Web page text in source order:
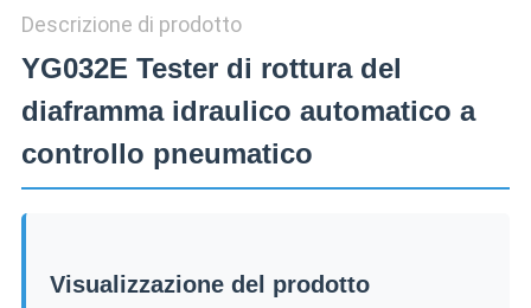
Descrizione di prodotto
YG032E Tester di rottura del
diaframma idraulico automatico a
controllo pneumatico
Visualizzazione del prodotto